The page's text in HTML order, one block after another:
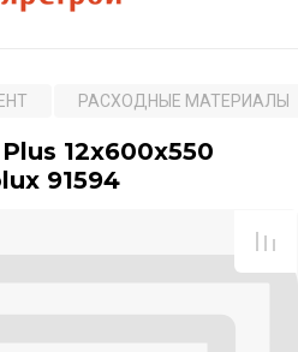
РАСХОДНЫЕ МАТЕРИАЛЫ
12х600х550
91594